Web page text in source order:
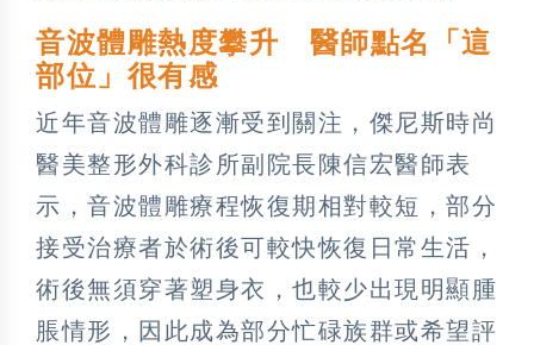
音波體雕熱度攀升 醫師點名「這
部位」很有感
近年音波體雕逐漸受到關注，傑尼斯時尚
醫美整形外科診所副院長陳信宏醫師表
示，音波體雕療程恢復期相對較短，部分
接受治療者於術後可較快恢復日常生活，
術後無須穿著塑身衣，也較少出現明顯腫
脹情形，因此成為部分忙碌族群或希望評